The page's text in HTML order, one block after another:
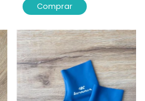
Comprar